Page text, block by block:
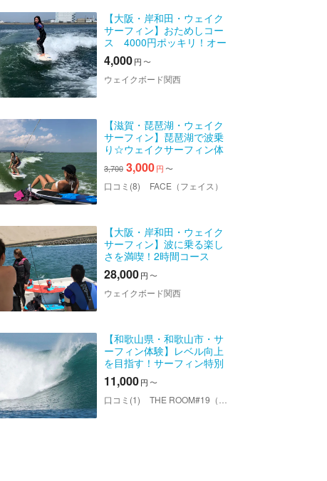
【大阪・岸和田・ウェイク
サーフィン】おためしコー
ス 4000円ポッキリ！オー
ルレンタル無料！温水シャ
ワー無料！他に料金かかり
ません
4,000円 〜
ウェイクボード関西
【滋賀・琵琶湖・ウェイク
サーフィン】琵琶湖で波乗
り☆ウェイクサーフィン体
験☆施設料￥０♪
3,700 3,000円 〜
口コミ(8) FACE（フェイス）
【大阪・岸和田・ウェイク
サーフィン】波に乗る楽し
さを満喫！2時間コース
28,000円 〜
ウェイクボード関西
【和歌山県・和歌山市・サ
ーフィン体験】レベル向上
を目指す！サーフィン特別
レッスン
11,000円 〜
口コミ(1) THE ROOM#19（ザ ルームナンバーナインティーン）